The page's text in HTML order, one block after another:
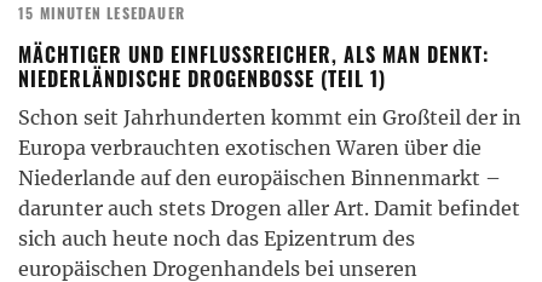
15 MINUTEN LESEDAUER
MÄCHTIGER UND EINFLUSSREICHER, ALS MAN DENKT:
NIEDERLÄNDISCHE DROGENBOSSE (TEIL 1)
Schon seit Jahrhunderten kommt ein Großteil der in
Europa verbrauchten exotischen Waren über die
Niederlande auf den europäischen Binnenmarkt –
darunter auch stets Drogen aller Art. Damit befindet
sich auch heute noch das Epizentrum des
europäischen Drogenhandels bei unseren